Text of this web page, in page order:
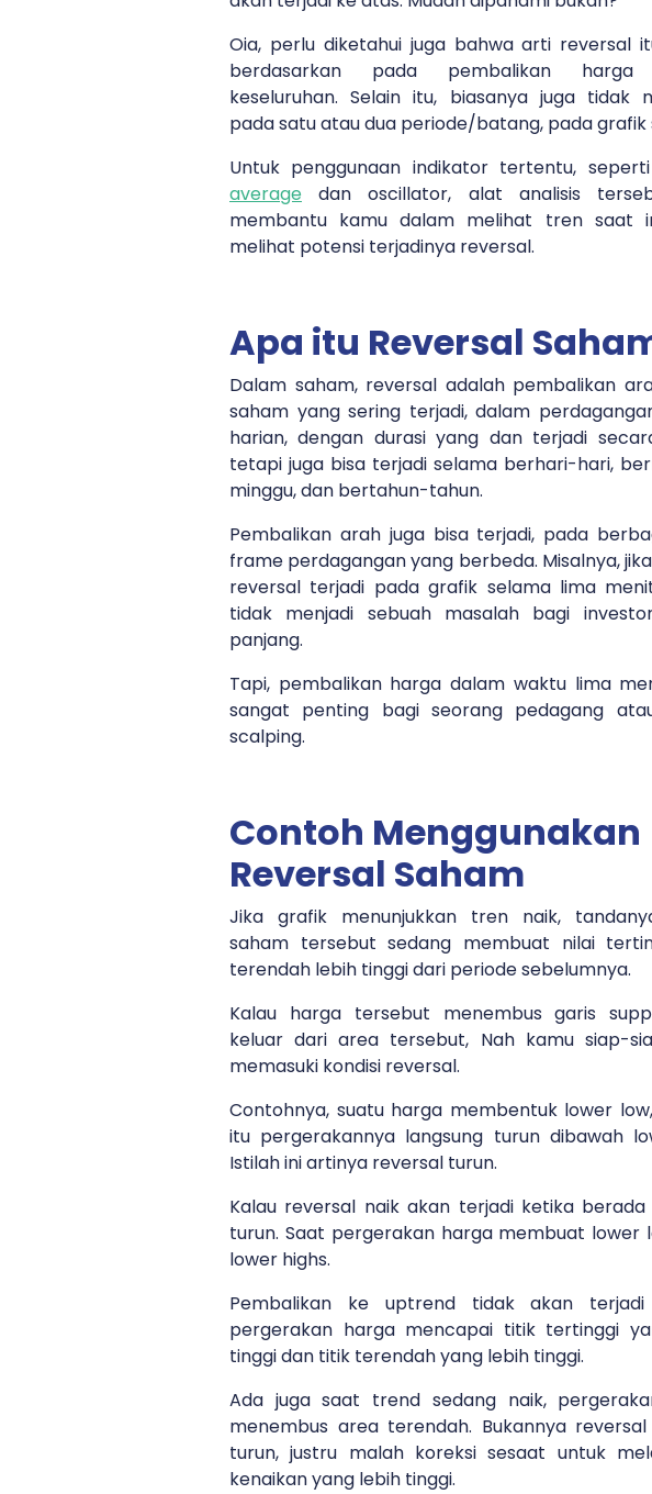
Oia, perlu diketahui juga bahwa arti reversal
berdasarkan pada pembalikan harga
keseluruhan. Selain itu, biasanya juga tidak
pada satu atau dua periode/batang, pada grafik
Untuk penggunaan indikator tertentu, seperti
average dan oscillator, alat analisis
membantu kamu dalam melihat tren saat
melihat potensi terjadinya reversal.
Apa itu Reversal
Dalam saham, reversal adalah pembalikan
saham yang sering terjadi, dalam
harian, dengan durasi yang dan terjadi
tetapi juga bisa terjadi selama berhari-hari,
minggu, dan bertahun-tahun.
Pembalikan arah juga bisa terjadi, pada
frame perdagangan yang berbeda. Misalnya,
reversal terjadi pada grafik selama lima
tidak menjadi sebuah masalah bagi
panjang.
Tapi, pembalikan harga dalam waktu lima
sangat penting bagi seorang pedagang
scalping.
Contoh Menggunakan
Reversal Saham
Jika grafik menunjukkan tren naik,
saham tersebut sedang membuat nilai
terendah lebih tinggi dari periode sebelumnya.
Kalau harga tersebut menembus garis
keluar dari area tersebut, Nah kamu siap-
memasuki kondisi reversal.
Contohnya, suatu harga membentuk lower
itu pergerakannya langsung turun dibawah
Istilah ini artinya reversal turun.
Kalau reversal naik akan terjadi ketika
turun. Saat pergerakan harga membuat lower
lower highs.
Pembalikan ke uptrend tidak akan terjadi
pergerakan harga mencapai titik tertinggi
tinggi dan titik terendah yang lebih tinggi.
Ada juga saat trend sedang naik,
menembus area terendah. Bukannya
turun, justru malah koreksi sesaat untuk
kenaikan yang lebih tinggi.